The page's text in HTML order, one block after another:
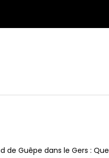
de Guêpe dans le Gers :